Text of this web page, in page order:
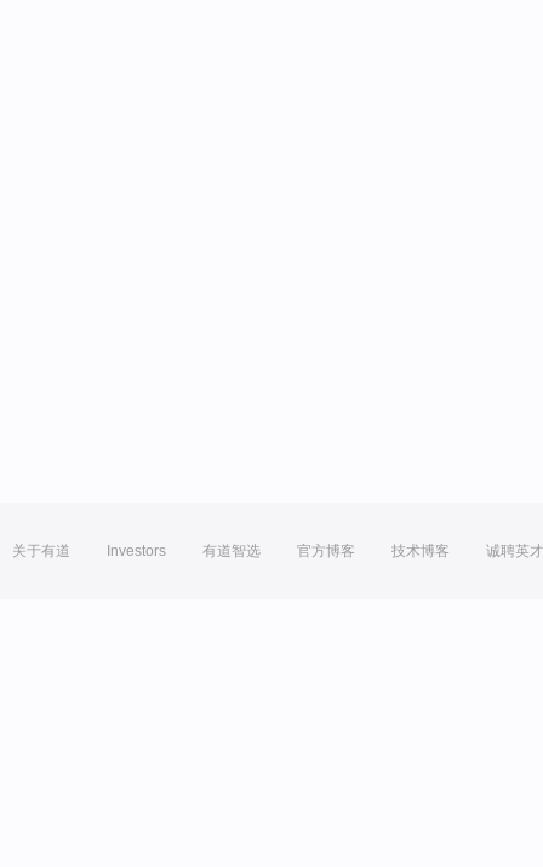
关于有道 Investors 有道智选 官方博客 技术博客 诚聘英才